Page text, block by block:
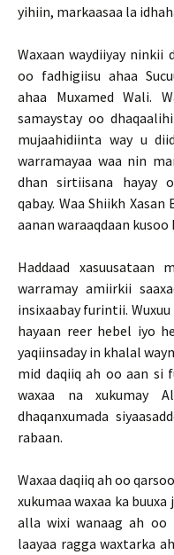
yihiin, markaasaa la
Waxaan waydiiyay ninkii
oo fadhigiisu ahaa
ahaa Muxamed Wali.
samaystay oo
mujaahidiinta way u
warramayaa waa nin
dhan sirtiisana hayay
qabay. Waa Shiikh
aanan waraaqdaan
Haddaad xasuusataan
warramay amiirkii
insixaabay furintii.
hayaan reer hebel iyo
yaqiinsaday in khalal
mid daqiiq ah oo aan si
waxaa na xukumay
dhaqanxumada
rabaan.
Waxaa daqiiq ah oo
xukumaa waxaa ka
alla wixi wanaag ah oo
laayaa ragga waxtarka